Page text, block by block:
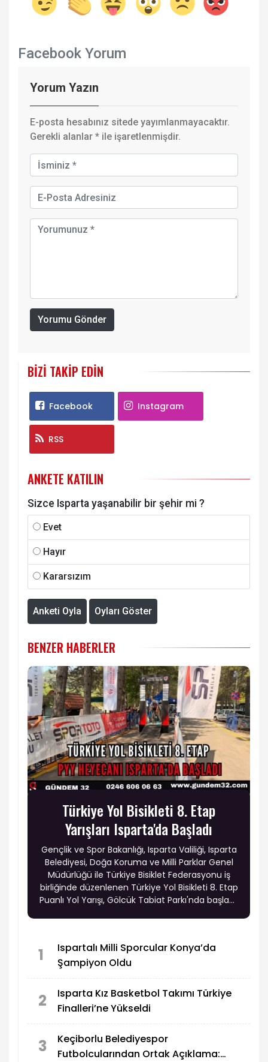
Facebook Yorum
Yorum Yazın
E-posta hesabınız sitede yayımlanmayacaktır.
Gerekli alanlar * ile işaretlenmişdir.
Yorumu Gönder
BIZI TAKIP EDIN
Facebook Instagram
RSS
ANKETE KATILIN
Sizce Isparta yaşanabilir bir şehir mi ?
Evet
Hayır
Kararsızım
Anketi Oyla Oyları Göster
BENZER HABERLER
Türkiye Yol Bisikleti 8. Etap
Yarışları Isparta'da Başladı
Gençlik ve Spor Bakanlığı, Isparta Valiliği, Isparta
Belediyesi, Doğa Koruma ve Milli Parklar Genel
Müdürlüğü ile Türkiye Bisiklet Federasyonu iş
birliğinde düzenlenen Türkiye Yol Bisikleti 8. Etap
Puanlı Yol Yarışı, Gölcük Tabiat Parkı'nda başladı.
1
Ispartalı Milli Sporcular Konya’da
Şampiyon Oldu
2
Isparta Kız Basketbol Takımı Türkiye
Finalleri’ne Yükseldi
3
Keçiborlu Belediyespor
Futbolcularından Ortak Açıklama: